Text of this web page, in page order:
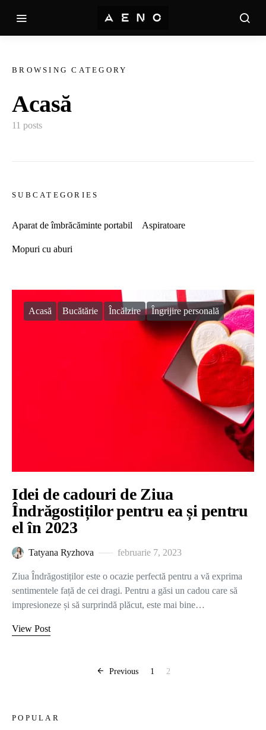
BROWSING CATEGORY
Acasă
11 posts
SUBCATEGORIES
Aparat de îmbrăcăminte portabil Aspiratoare
Mopuri cu aburi
Acasă Bucătărie Încălzire Îngrijire personală
Idei de cadouri de Ziua
Îndrăgostiților pentru ea și pentru
el în 2023
Tatyana Ryzhova februarie 7, 2023
Ziua Îndrăgostiților este o ocazie perfectă pentru a vă exprima
sentimentele față de cei dragi. Pentru a găsi un cadou care să
impresioneze și să surprindă plăcut, este mai bine…
View Post
Paginație
Previous 1 2
POPULAR